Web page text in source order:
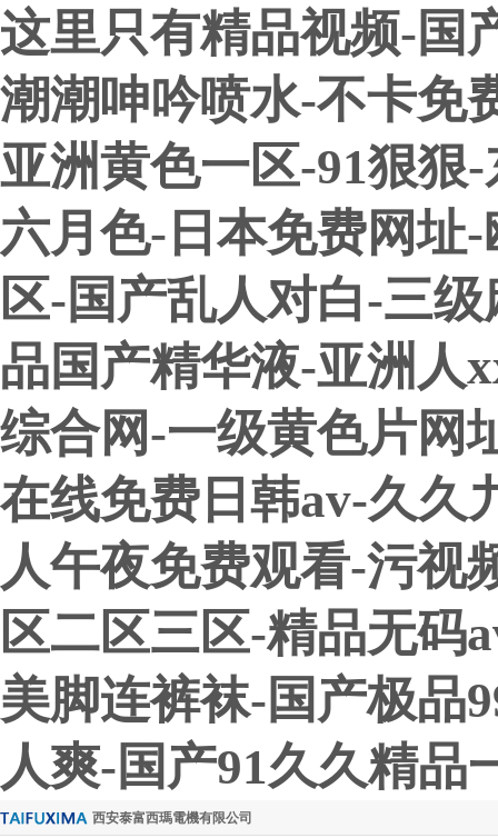
这里只有精品视频-国
潮潮呻吟喷水-不卡免
亚洲黄色一区-91狠狠
六月色-日本免费网址
区-国产乱人对白-三
品国产精华液-亚洲人
综合网-一级黄色片网
在线免费日韩av-久久
人午夜免费观看-污视
区二区三区-精品无码
美脚连裤袜-国产极品
人爽-国产91久久精品
西安泰富西瑪電機有限公司